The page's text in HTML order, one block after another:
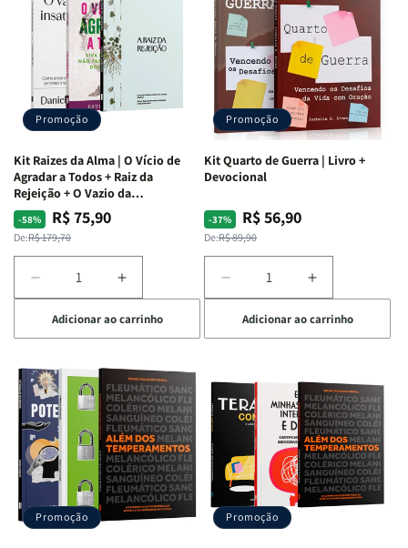
Promoção
Kit Raizes da Alma | O Vício de
Agradar a Todos + Raiz da
Rejeição + O Vazio da
Insatisfação.
-58%
Preço
normal
De:R$ 179,70
Preço
promocional
R$ 75,90
Diminuir
a
quantidade
de
Raizes
da
Alma
|
O
Vício
Agradar
a
Aumentar
a
quantidade
de
Raizes
da
Alma
|
O
Vício
de
Agradar
Adicionar ao carrinho
Promoção
Kit Quarto de Guerra | Livro +
Devocional
-37%
Preço
normal
De:R$ 89,90
Preço
promocional
R$ 56,90
Diminuir
a
quantidade
de
Quarto
de
Guerra
Livro
+
Devocional
Aumentar
a
quantidade
de
Quarto
de
Guerra
|
Livro
+
Devocional
Adicionar ao carrinho
Promoção Promoção